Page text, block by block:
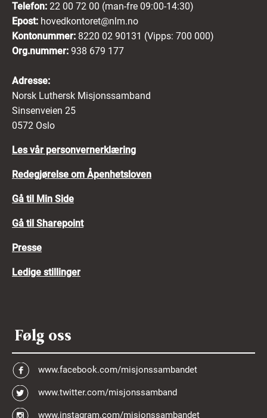
Telefon: 22 00 72 00 (man-fre 09:00-14:30)
Epost: hovedkontoret@nlm.no
Kontonummer: 8220 02 90131 (Vipps: 700 000)
Org.nummer: 938 679 177
Adresse:
Norsk Luthersk Misjonssamband
Sinsenveien 25
0572 Oslo
Les vår personvernerklæring
Redegjørelse om Åpenhetsloven
Gå til Min Side
Gå til Sharepoint
Presse
Ledige stillinger
Følg oss
www.facebook.com/misjonssambandet
www.twitter.com/misjonssamband
www.instagram.com/misjonssambandet